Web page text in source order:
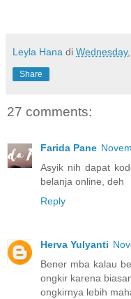
Leyla Hana di
Share
27 comments:
Farida Pane
Asyik nih dapat
belanja online, deh
Reply
Herva Yulyanti
Bener mba kalau
ongkir karena
ongkirnya lebih